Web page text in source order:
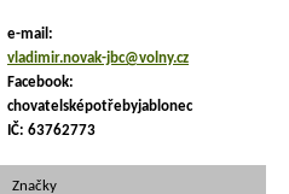
e-mail:
vladimir.novak-jbc@volny.cz
Facebook:
chovatelsképotřebyjablonec
IČ: 63762773
Značky